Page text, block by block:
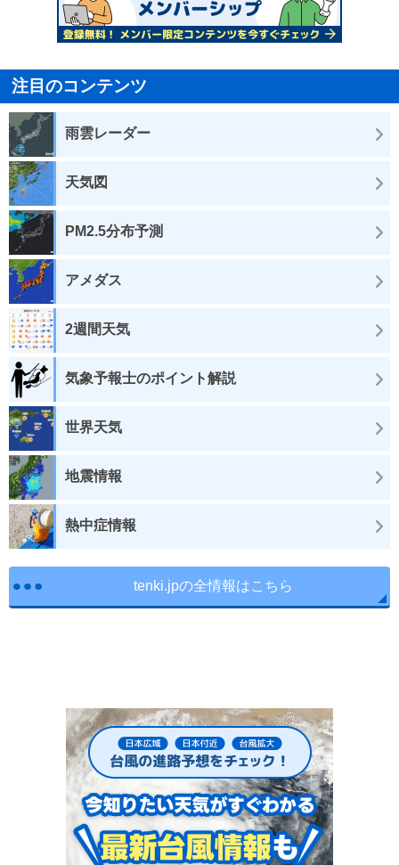
注目のコンテンツ
雨雲レーダー
天気図
PM2.5分布予測
アメダス
2週間天気
気象予報士のポイント解説
世界天気
地震情報
熱中症情報
tenki.jpの全情報はこちら